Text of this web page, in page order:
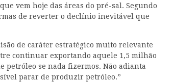
vem hoje das áreas do pré-sal. Segundo
de reverter o declínio inevitável que
de caráter estratégico muito relevante
continuar exportando aquele 1,5 milhão
petróleo se nada fizermos. Não adianta
parar de produzir petróleo.”